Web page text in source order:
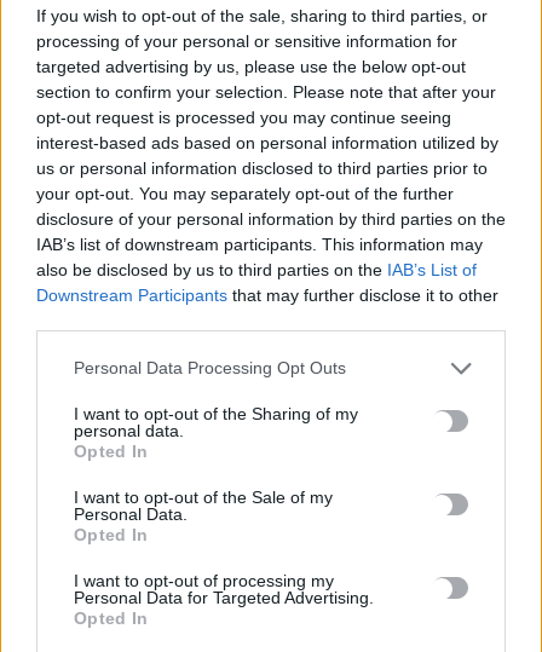
If you wish to opt-out of the sale, sharing to third parties, or
processing of your personal or sensitive information for
targeted advertising by us, please use the below opt-out
section to confirm your selection. Please note that after your
opt-out request is processed you may continue seeing
interest-based ads based on personal information utilized by
us or personal information disclosed to third parties prior to
your opt-out. You may separately opt-out of the further
disclosure of your personal information by third parties on the
IAB’s list of downstream participants. This information may
also be disclosed by us to third parties on the IAB’s List of
Downstream Participants that may further disclose it to other
Personal Data Processing Opt Outs
I want to opt-out of the Sharing of my
personal data.
Opted In
I want to opt-out of the Sale of my
Personal Data.
Opted In
I want to opt-out of processing my
Personal Data for Targeted Advertising.
Opted In
Ολική έκλειψη Ηλίου στις 12 Αυγούστου: Το σπάνιο ουράνιο
φαινόμενο που θα σκοτεινιάσει τη μισή Ευρώπη
9 Αυγούστου, 2026
Τα ηλεκτρικά πατίνια είναι τρεις φορές πιο επικίνδυνα από
μηχανές και ποδήλατα – Αποκαλυπτική μελέτη
9 Αυγούστου, 2026
Μεταμοσχεύσεις: 23% αύξηση στη δωρεά οργάνων για το
2025
ορατές στο παρελθόν
9 Αυγούστου, 2026
Airbnb σε πολυκατοικίες: Πότε οι ιδιοκτήτες μπορούν να
φρενάρουν την βραχυχρόνια μίσθωση